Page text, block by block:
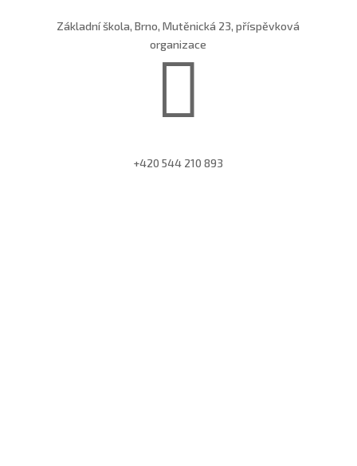
Základní škola, Brno, Mutěnická 23, příspěvková
organizace

+420 544 210 893